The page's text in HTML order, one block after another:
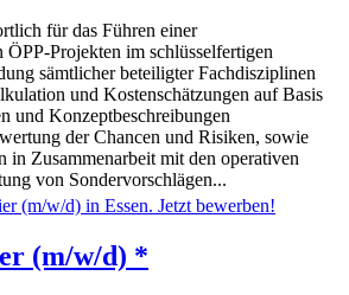
für das Führen einer
Projekten im schlüsselfertigen
sämtlicher beteiligter Fachdisziplinen
und Kostenschätzungen auf Basis
und Konzeptbeschreibungen
der Chancen und Risiken, sowie
in Zusammenarbeit mit den operativen
von Sondervorschlägen...
(m/w/d) *